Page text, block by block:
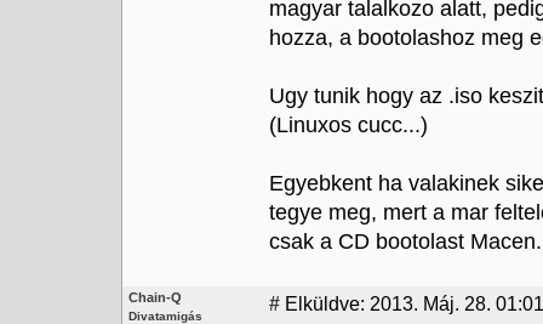
magyar talalkozo alatt,
hozza, a bootolashoz meg
Ugy tunik hogy az .iso
(Linuxos cucc...)
Egyebkent ha valakinek
tegye meg, mert a mar
csak a CD bootolast Macen.
Chain-Q
Divatamigás
# Elküldve: 2013. Máj. 28. 01:01